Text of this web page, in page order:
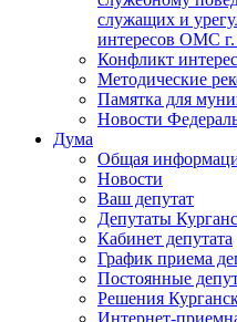
служащих и
интересов ОМС г.
Конфликт
Методические
Памятка для
Новости
Дума
Общая
Новости
Ваш депутат
Депутаты
Кабинет депутата
График приема
Постоянные
Решения
Интернет-